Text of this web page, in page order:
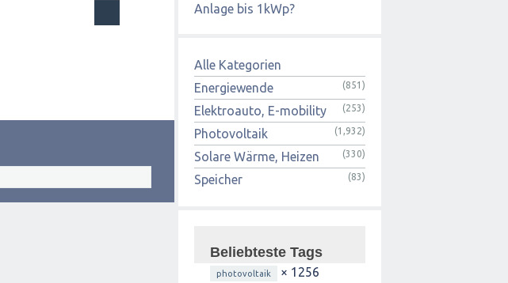
Anlage bis 1kWp?
Alle Kategorien
Energiewende
(851)
Elektroauto, E-mobility (253)
Photovoltaik (1,932)
Solare Wärme, Heizen (330)
Speicher (83)
Beliebteste Tags
photovoltaik × 1256